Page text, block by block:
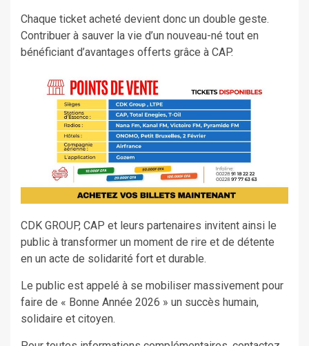
Chaque ticket acheté devient donc un double geste.
Contribuer à sauver la vie d’un nouveau-né tout en
bénéficiant d’avantages offerts grâce à CAP.
CDK GROUP, CAP et leurs partenaires invitent ainsi le
public à transformer un moment de rire et de détente
en un acte de solidarité fort et durable.
Le public est appelé à se mobiliser massivement pour
faire de « Bonne Année 2026 » un succès humain,
solidaire et citoyen.